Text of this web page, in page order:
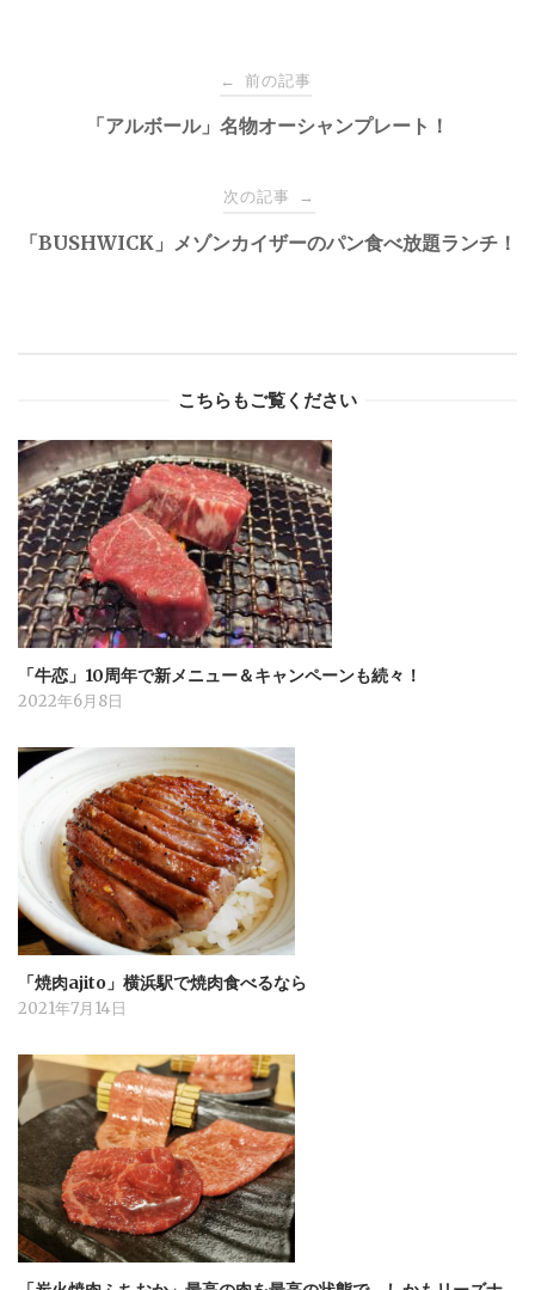
navigation
← 前の記事
「アルボール」名物オーシャンプレート！
次の記事 →
「BUSHWICK」メゾンカイザーのパン食べ放題ランチ！
こちらもご覧ください
「牛恋」10周年で新メニュー＆キャンペーンも続々！
2022年6月8日
「焼肉ajito」横浜駅で焼肉食べるなら
2021年7月14日